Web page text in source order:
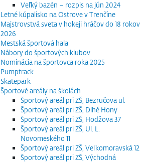
Veľký bazén – rozpis na jún 2024
Letné kúpalisko na Ostrove v Trenčíne
Majstrovstvá sveta v hokeji hráčov do 18 rokov
2026
Mestská športová hala
Nábory do športových klubov
Nominácia na športovca roka 2025
Pumptrack
Skatepark
Športové areály na školách
Športový areál pri ZŠ, Bezručova ul.
Športový areál pri ZŠ, Dlhé Hony
Športový areál pri ZŠ, Hodžova 37
Športový areál pri ZŠ, Ul. L.
Novomeského 11
Športový areál pri ZŠ, Veľkomoravská 12
Športový areál pri ZŠ, Východná